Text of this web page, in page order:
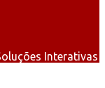
Interativas